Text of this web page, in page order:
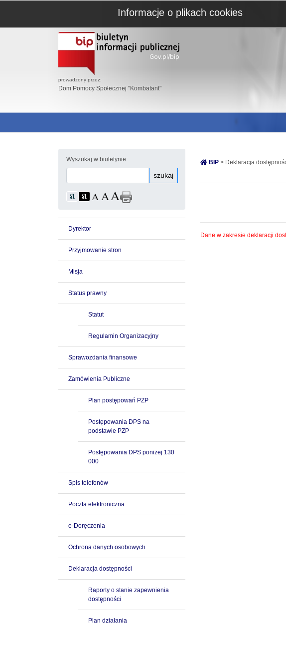
prowadzony przez:
Dom Pomocy Społecznej "Kombatant"
Wyszukaj w biuletynie:
szukaj
Dyrektor
Przyjmowanie stron
Misja
Status prawny
Statut
Regulamin Organizacyjny
Sprawozdania finansowe
Zamówienia Publiczne
Plan postępowań PZP
Postępowania DPS na
podstawie PZP
Postępowania DPS poniżej 130
000
Spis telefonów
Poczta elektroniczna
e-Doręczenia
Ochrona danych osobowych
Deklaracja dostępności
Raporty o stanie zapewnienia
dostępności
Plan działania
BIP > Deklaracja
Dane w zakresie deklaracji
Informacje o plikach cookies